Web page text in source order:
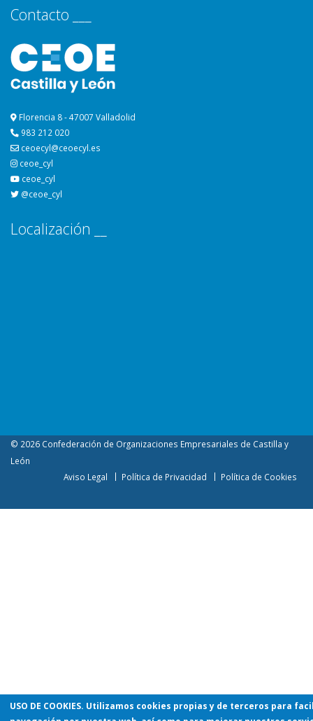
Contacto ___
Florencia 8 - 47007 Valladolid
983 212 020
ceoecyl@ceoecyl.es
ceoe_cyl
ceoe_cyl
@ceoe_cyl
Localización __
© 2026 Confederación de Organizaciones Empresariales de Castilla y
León
Aviso Legal
Política de Privacidad Política de Cookies
USO DE COOKIES. Utilizamos cookies propias y de terceros para